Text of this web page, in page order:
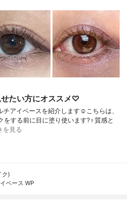
たい方にオススメ♡
アイベースを紹介します☺️こちらは、
をする前に目に塗り使います?‍♀️質感と
を見る
ク)
ベース WP